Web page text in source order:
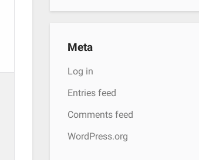
Meta
Log in
Entries feed
Comments feed
WordPress.org